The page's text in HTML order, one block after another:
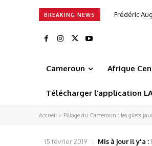
BREAKING NEWS Alimentation
Cameroun Afrique
Télécharger l’application
Accueil Pillage du Cameroun : les gilets
15 février 2019 Mis à jour il y'a :